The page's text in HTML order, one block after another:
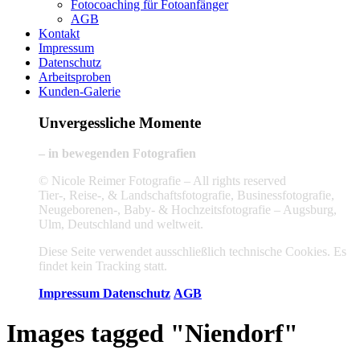
Fotocoaching für Fotoanfänger
AGB
Kontakt
Impressum
Datenschutz
Arbeitsproben
Kunden-Galerie
Unvergessliche Momente
– in bewegenden Fotografien
© Nicole Reimer Fotografie – All rights reserved
Tier-, Reise-, & Landschaftsfotografie, Businessfotografie,
Neugeborenen-, Baby- & Hochzeitsfotografie – Augsburg,
Ulm, Deutschland und weltweit.
Diese Seite verwendet ausschließlich technische Cookies. Es
findet kein Tracking statt.
Impressum Datenschutz AGB
Images tagged "Niendorf"